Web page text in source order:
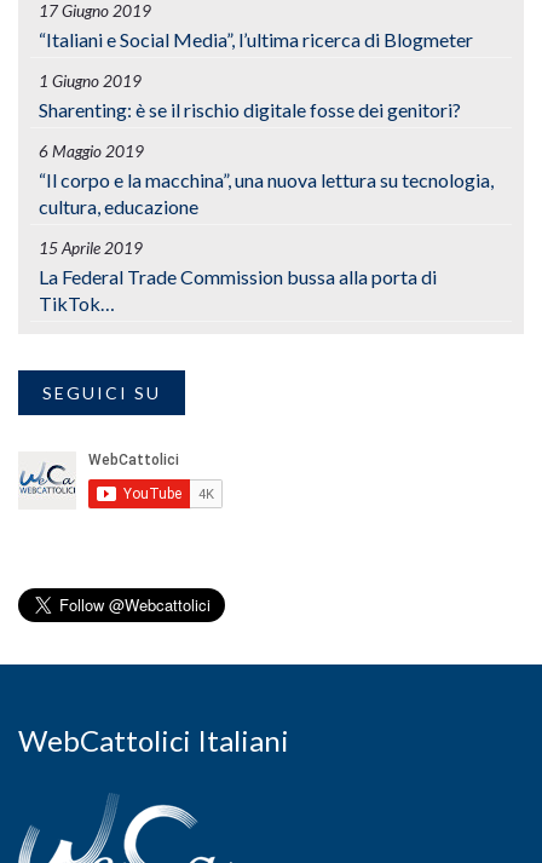
17 Giugno 2019
“Italiani e Social Media”, l’ultima ricerca di Blogmeter
1 Giugno 2019
Sharenting: è se il rischio digitale fosse dei genitori?
6 Maggio 2019
“Il corpo e la macchina”, una nuova lettura su tecnologia,
cultura, educazione
15 Aprile 2019
La Federal Trade Commission bussa alla porta di
TikTok…
SEGUICI SU
WebCattolici Italiani